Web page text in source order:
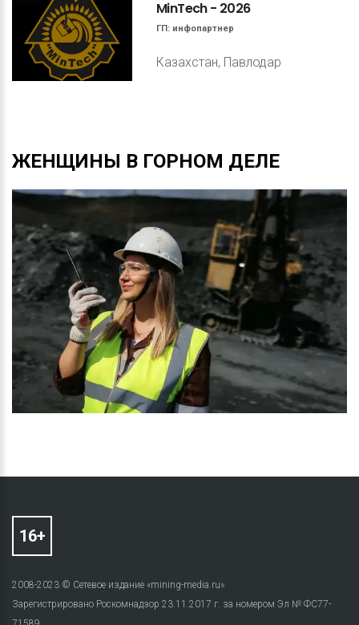
MinTech- 2026
ГП: инфопартнер
Казахстан, Павлодар
ЖЕНЩИНЫ В ГОРНОМ ДЕЛЕ
2008-2023 © Сетевое издание «mining-media.ru»
Зарегистрировано Роскомнадзор 23.11.2017 г. за номером Эл № ФС77-